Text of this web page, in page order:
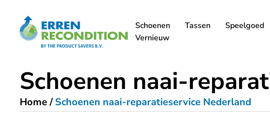
Schoenen Tassen Speelgoed
Vernieuw
Schoenen naai-
Home/Schoenen naai-reparatieservice Nederland